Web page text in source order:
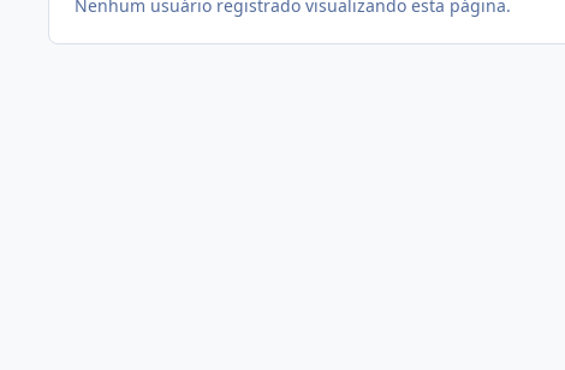
Nenhum usuário registrado visualizando esta página.